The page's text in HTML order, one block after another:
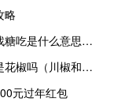
略
玻璃渣里找糖吃是什么意思什么梗
川椒别名是花椒吗（川椒和花椒一样吗）
元过年红包